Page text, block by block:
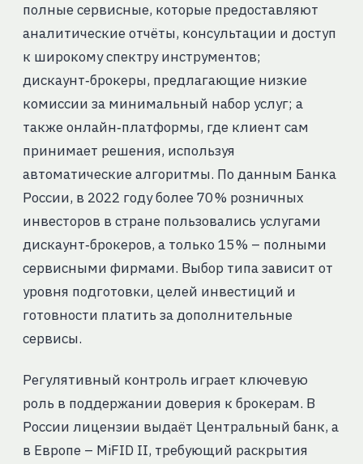
полные сервисные, которые предоставляют
аналитические отчёты, консультации и доступ
к широкому спектру инструментов;
дискаунт‑брокеры, предлагающие низкие
комиссии за минимальный набор услуг; а
также онлайн‑платформы, где клиент сам
принимает решения, используя
автоматические алгоритмы. По данным Банка
России, в 2022 году более 70 % розничных
инвесторов в стране пользовались услугами
дискаунт‑брокеров, а только 15 % – полными
сервисными фирмами. Выбор типа зависит от
уровня подготовки, целей инвестиций и
готовности платить за дополнительные
сервисы.
Регулятивный контроль играет ключевую
роль в поддержании доверия к брокерам. В
России лицензии выдаёт Центральный банк, а
в Европе – MiFID II, требующий раскрытия